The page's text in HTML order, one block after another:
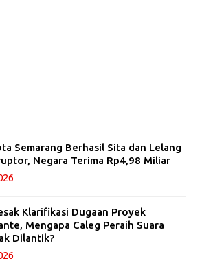
Semarang Berhasil Sita dan Lelang
Negara Terima Rp4,98 Miliar
Klarifikasi Dugaan Proyek
Mengapa Caleg Peraih Suara
Dilantik?